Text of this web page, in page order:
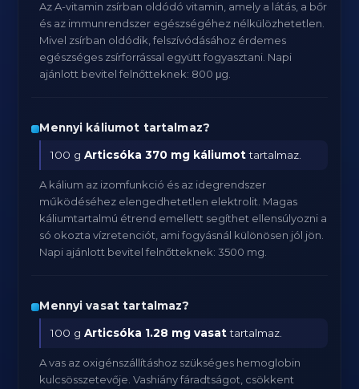
Az A-vitamin zsírban oldódó vitamin, amely a látás, a bőr
és az immunrendszer egészségéhez nélkülözhetetlen.
Mivel zsírban oldódik, felszívódásához érdemes
egészséges zsírforrással együtt fogyasztani. Napi
ajánlott bevitel felnőtteknek: 800 μg.
Mennyi káliumot tartalmaz?
100 gArticsóka 370 mg káliumottartalmaz.
A kálium az izomfunkció és az idegrendszer
működéséhez elengedhetetlen elektrolit. Magas
káliumtartalmú étrend emellett segíthet ellensúlyozni a
só okozta vízretenciót, ami fogyásnál különösen jól jön.
Napi ajánlott bevitel felnőtteknek: 3500 mg.
Mennyi vasat tartalmaz?
100 gArticsóka 1.28 mg vasattartalmaz.
A vas az oxigénszállításhoz szükséges hemoglobin
kulcsösszetevője. Vashiány fáradtságot, csökkent